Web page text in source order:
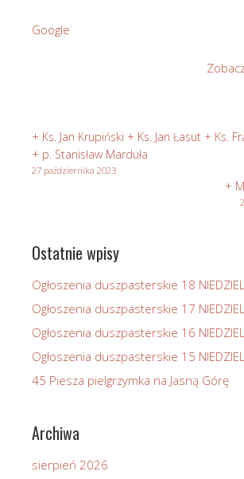
Google
+ Ks. Jan Krupiński + Ks. Jan Łasut + Ks.
+ p. Stanisław Marduła
27 października 2023
+
Ostatnie wpisy
Ogłoszenia duszpasterskie 18
Ogłoszenia duszpasterskie 17
Ogłoszenia duszpasterskie 16
Ogłoszenia duszpasterskie 15
45 Piesza pielgrzymka na Jasną Górę
Archiwa
sierpień 2026